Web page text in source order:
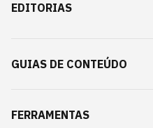
EDITORIAS
GUIAS DE CONTEÚDO
FERRAMENTAS